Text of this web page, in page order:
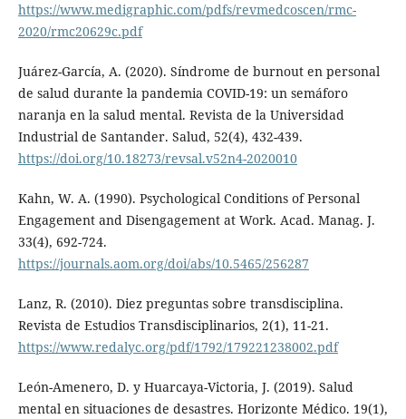
https://www.medigraphic.com/pdfs/revmedcoscen/rmc-
2020/rmc20629c.pdf
Juárez-García, A. (2020). Síndrome de burnout en personal
de salud durante la pandemia COVID-19: un semáforo
naranja en la salud mental. Revista de la Universidad
Industrial de Santander. Salud, 52(4), 432-439.
https://doi.org/10.18273/revsal.v52n4-2020010
Kahn, W. A. (1990). Psychological Conditions of Personal
Engagement and Disengagement at Work. Acad. Manag. J.
33(4), 692-724.
https://journals.aom.org/doi/abs/10.5465/256287
Lanz, R. (2010). Diez preguntas sobre transdisciplina.
Revista de Estudios Transdisciplinarios, 2(1), 11-21.
https://www.redalyc.org/pdf/1792/179221238002.pdf
León-Amenero, D. y Huarcaya-Victoria, J. (2019). Salud
mental en situaciones de desastres. Horizonte Médico. 19(1),